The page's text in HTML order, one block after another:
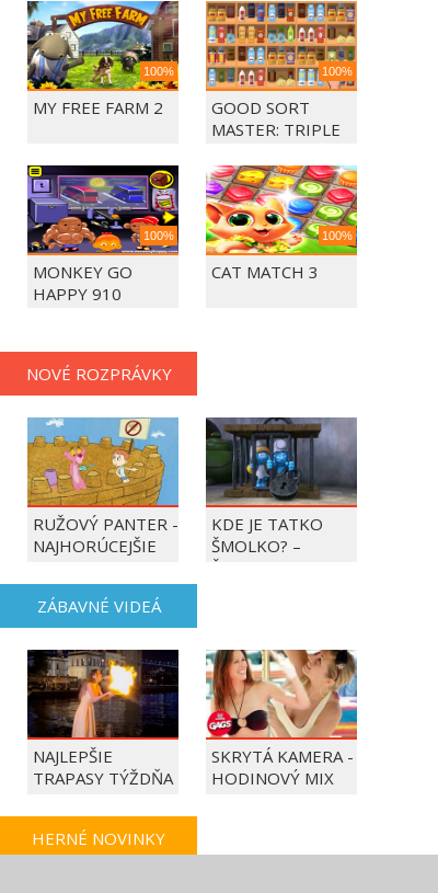
100%
MY FREE FARM 2
100%
GOOD SORT
MASTER: TRIPLE
100%
MONKEY GO
HAPPY 910
100%
CAT MATCH 3
NOVÉ ROZPRÁVKY
RUŽOVÝ PANTER -
NAJHORÚCEJŠIE
KDE JE TATKO
ŠMOLKO? –
ŠMOLKOVIA
ZÁBAVNÉ VIDEÁ
NAJLEPŠIE
TRAPASY TÝŽDŇA
SKRYTÁ KAMERA -
HODINOVÝ MIX
HERNÉ NOVINKY